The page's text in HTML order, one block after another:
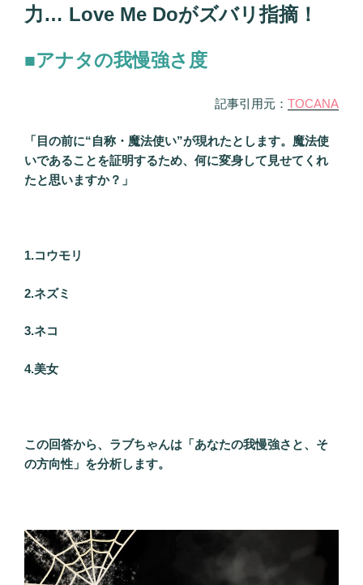
力… Love Me Doがズバリ指摘！
■アナタの我慢強さ度
記事引用元： TOCANA
「目の前に“自称・魔法使い”が現れたとします。魔法使
いであることを証明するため、何に変身して見せてくれ
たと思いますか？」
1.コウモリ
2.ネズミ
3.ネコ
4.美女
この回答から、ラブちゃんは「あなたの我慢強さと、そ
の方向性」を分析します。